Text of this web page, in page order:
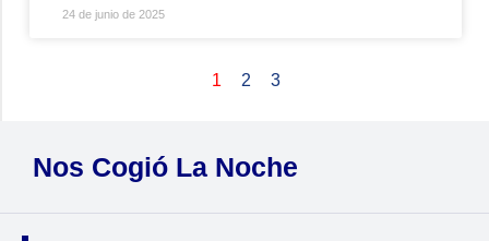
24 de junio de 2025
1 2 3
Nos Cogió La Noche